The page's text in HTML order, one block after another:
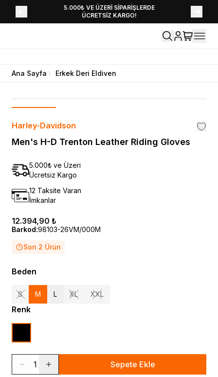
5.000₺ VE ÜZERİ SİPARİŞLERDE
ÜCRETSİZ KARGO!
YENİ SEZON KOLEKSİYONU EKLENDİ,
HEMEN KEŞFET!
Ana Sayfa Erkek Deri Eldiven
Harley-Davidson
Men's H-D Trenton Leather Riding Gloves
5.000₺ ve Üzeri
Ücretsiz Kargo
12 Taksite Varan
İmkanlar
12.394,90 ₺
Barkod:98103-26VM/000M
Son 2 Ürün
Beden
S M L XL XXL
Renk
1 Sepete Ekle